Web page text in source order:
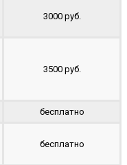
3000 руб.
3500 руб.
бесплатно
бесплатно